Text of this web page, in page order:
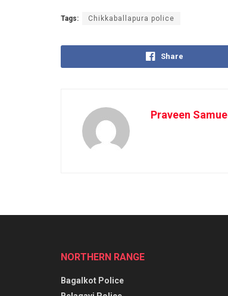
Tags: Chikkaballapura police
Share
Praveen Samuel
NORTHERN RANGE
Bagalkot Police